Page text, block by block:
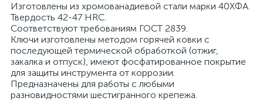
Изготовлены из хромованадиевой стали марки 40ХФА.
Твердость 42-47 HRС.
Соответствуют требованиям ГОСТ 2839.
Ключи изготовлены методом горячей ковки с
последующей термической обработкой (отжиг,
закалка и отпуск), имеют фосфатированное покрытие
для защиты инструмента от коррозии.
Предназначены для работы с любыми
разновидностями шестигранного крепежа.